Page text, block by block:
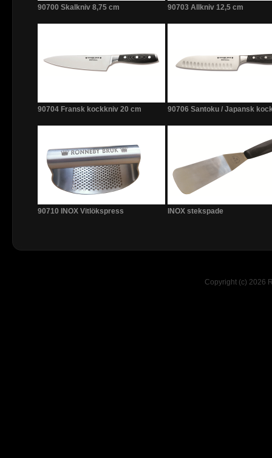
90700 Skalkniv 8,75 cm 90703 Allkniv 12,5 cm
90704 Fransk kockkniv 20 cm 90706 Santoku / Japansk
90710 INOX Vitlökspress INOX stekspade
Copyright (c) 2026